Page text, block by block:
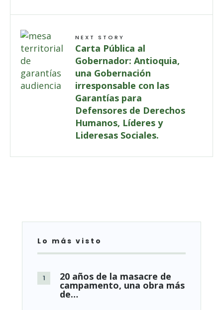
NEXT STORY
Carta Pública al
Gobernador: Antioquia,
una Gobernación
irresponsable con las
Garantías para
Defensores de Derechos
Humanos, Líderes y
Lideresas Sociales.
Lo más visto
20 años de la masacre de
campamento, una obra más
de…